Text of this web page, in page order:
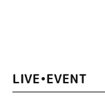
LIVE•EVENT